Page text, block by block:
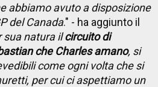
abbiamo avuto a disposizione
del Canada." - ha aggiunto il
sua natura ilcircuito di
che Charles amano, si
come ogni volta che si
per cui ci aspettiamo un